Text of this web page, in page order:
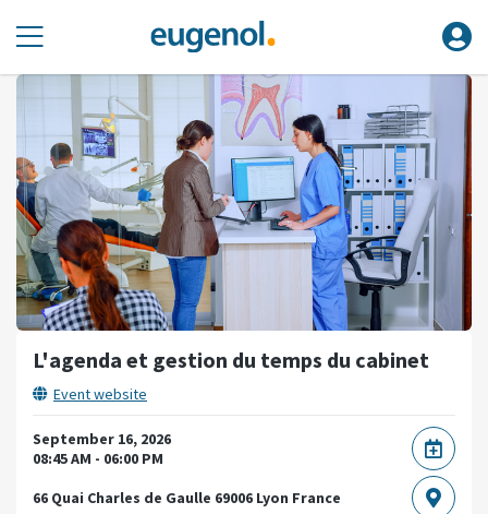
L'agenda et gestion du temps du cabinet
Event website
September 16, 2026
08:45 AM - 06:00 PM
66 Quai Charles de Gaulle 69006 Lyon France